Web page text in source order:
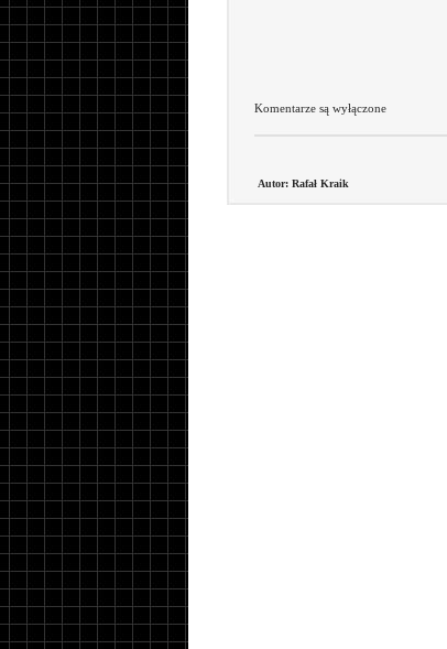
Komentarze są wyłączone
Autor: Rafał Kraik